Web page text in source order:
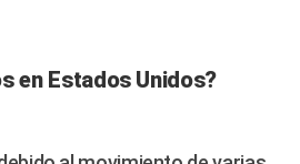
en Estados Unidos?